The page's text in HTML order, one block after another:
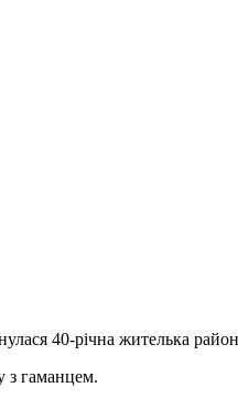
40-річна жителька
з гаманцем.